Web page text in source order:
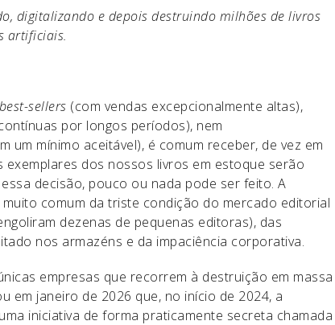
digitalizando e depois destruindo milhões de livros
artificiais.
best-sellers (com vendas excepcionalmente altas),
por longos períodos), nem
um mínimo aceitável), é comum receber, de vez em
dos nossos livros em estoque serão
decisão, pouco ou nada pode ser feito. A
comum da triste condição do mercado editorial
dezenas de pequenas editoras), das
nos armazéns e da impaciência corporativa.
empresas que recorrem à destruição em massa
em janeiro de 2026 que, no início de 2024, a
iniciativa de forma praticamente secreta chamada